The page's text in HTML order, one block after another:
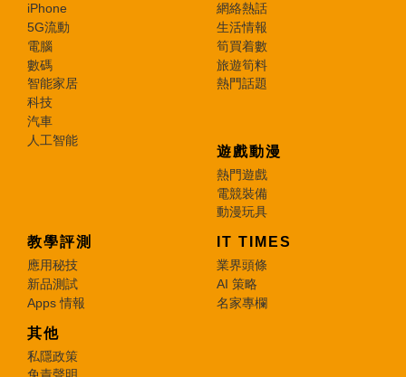
iPhone
5G流動
電腦
數碼
智能家居
科技
汽車
人工智能
網絡熱話
生活情報
筍買着數
旅遊筍料
熱門話題
遊戲動漫
熱門遊戲
電競裝備
動漫玩具
教學評測
應用秘技
新品測試
Apps 情報
IT TIMES
業界頭條
AI 策略
名家專欄
其他
私隱政策